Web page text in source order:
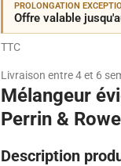
PROLONGATION
Offre valable
TTC
Livraison entre 4 et 6
Mélangeur
Perrin & Rowe
Description